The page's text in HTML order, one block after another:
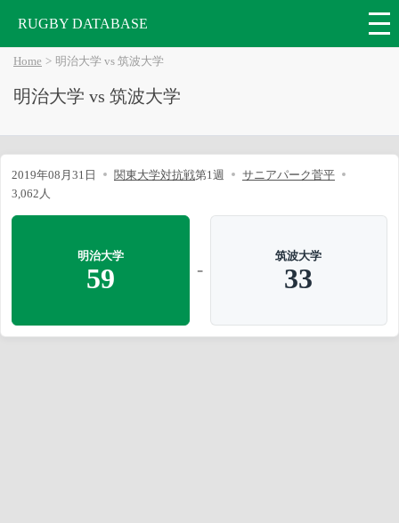
RUGBY DATABASE
Home 明治大学 vs 筑波大学
明治大学 vs 筑波大学
2019年08月31日 関東大学対抗戦第1週
サニアパーク菅平
3,062人
明治大学
59 -
筑波大学
33